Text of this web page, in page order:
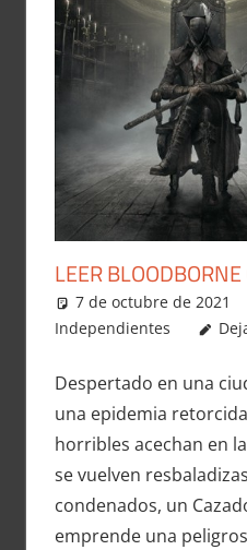
LEER
7 de octubre de 2021
Independientes
Despertado en una
una epidemia
horribles acechan en
se vuelven
condenados, un
emprende una